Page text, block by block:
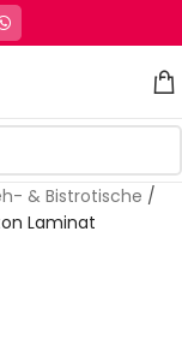
& Bistrotische /
Laminat